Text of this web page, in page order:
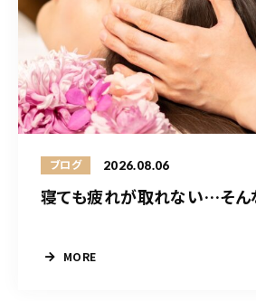
ブログ 2026.08.06
寝ても疲れが取れない…そん
MORE